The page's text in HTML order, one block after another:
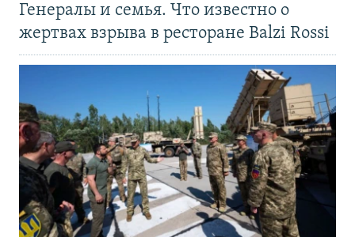
Генералы и семья. Что известно о
жертвах взрыва в ресторане Balzi Rossi